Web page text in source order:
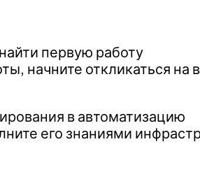
первую работу
начните откликаться
в автоматизацию
его знаниями